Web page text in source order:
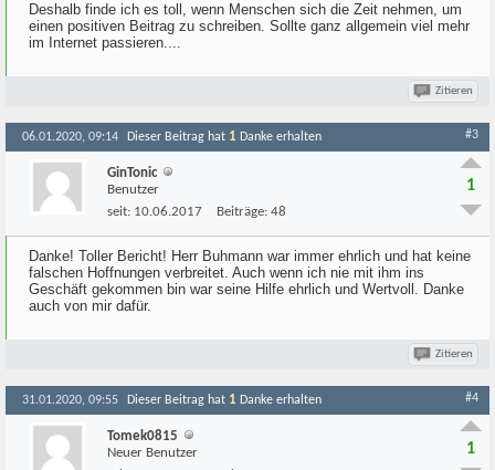
Deshalb finde ich es toll, wenn Menschen sich die Zeit nehmen, um
einen positiven Beitrag zu schreiben. Sollte ganz allgemein viel mehr
im Internet passieren....
Zitieren
06.01.2020, 09:14 Dieser Beitrag hat 1 Danke erhalten #3
GinTonic
Benutzer
seit: 10.06.2017 Beiträge: 48
1
Danke! Toller Bericht! Herr Buhmann war immer ehrlich und hat keine
falschen Hoffnungen verbreitet. Auch wenn ich nie mit ihm ins
Geschäft gekommen bin war seine Hilfe ehrlich und Wertvoll. Danke
auch von mir dafür.
Zitieren
31.01.2020, 09:55 Dieser Beitrag hat 1 Danke erhalten #4
Tomek0815
Neuer Benutzer
1